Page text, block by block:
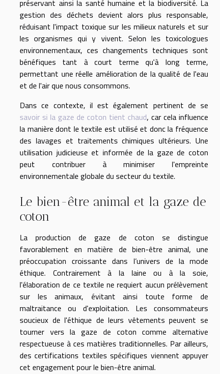
préservant ainsi la santé humaine et la biodiversité. La
gestion des déchets devient alors plus responsable,
réduisant l'impact toxique sur les milieux naturels et sur
les organismes qui y vivent. Selon les toxicologues
environnementaux, ces changements techniques sont
bénéfiques tant à court terme qu'à long terme,
permettant une réelle amélioration de la qualité de l'eau
et de l'air que nous consommons.
Dans ce contexte, il est également pertinent de se
savoir si la gaze de coton tient chaud, car cela influence
la manière dont le textile est utilisé et donc la fréquence
des lavages et traitements chimiques ultérieurs. Une
utilisation judicieuse et informée de la gaze de coton
peut contribuer à minimiser l'empreinte
environnementale globale du secteur du textile.
Le bien-être animal et la gaze de
coton
La production de gaze de coton se distingue
favorablement en matière de bien-être animal, une
préoccupation croissante dans l’univers de la mode
éthique. Contrairement à la laine ou à la soie,
l'élaboration de ce textile ne requiert aucun prélèvement
sur les animaux, évitant ainsi toute forme de
maltraitance ou d'exploitation. Les consommateurs
soucieux de l'éthique de leurs vêtements peuvent se
tourner vers la gaze de coton comme alternative
respectueuse à ces matières traditionnelles. Par ailleurs,
des certifications textiles spécifiques viennent appuyer
cet engagement pour le bien-être animal.